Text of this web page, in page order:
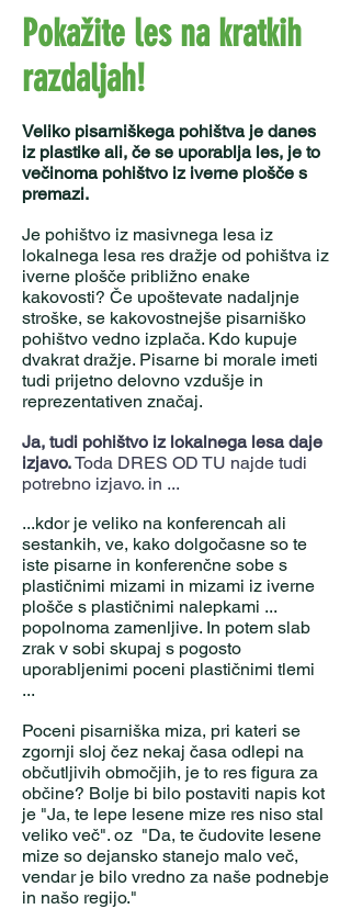
Pokažite les na kratkih
razdaljah!
Veliko pisarniškega pohištva je danes
iz plastike ali, če se uporablja les, je to
večinoma pohištvo iz iverne plošče s
premazi.
Je pohištvo iz masivnega lesa iz
lokalnega lesa res dražje od pohištva iz
iverne plošče približno enake
kakovosti? Če upoštevate nadaljnje
stroške, se kakovostnejše pisarniško
pohištvo vedno izplača. Kdo kupuje
dvakrat dražje. Pisarne bi morale imeti
tudi prijetno delovno vzdušje in
reprezentativen značaj.
Ja, tudi pohištvo iz lokalnega lesa daje
izjavo.Toda DRES OD TU najde tudi
potrebno izjavo. in ...
...kdor je veliko na konferencah ali
sestankih, ve, kako dolgočasne so te
iste pisarne in konferenčne sobe s
plastičnimi mizami in mizami iz iverne
plošče s plastičnimi nalepkami ...
popolnoma zamenljive. In potem slab
zrak v sobi skupaj s pogosto
uporabljenimi poceni plastičnimi tlemi
...
Poceni pisarniška miza, pri kateri se
zgornji sloj čez nekaj časa odlepi na
občutljivih območjih, je to res figura za
občine? Bolje bi bilo postaviti napis kot
je "Ja, te lepe lesene mize res niso stal
veliko več". oz "Da, te čudovite lesene
mize so dejansko stanejo malo več,
vendar je bilo vredno za naše podnebje
in našo regijo."